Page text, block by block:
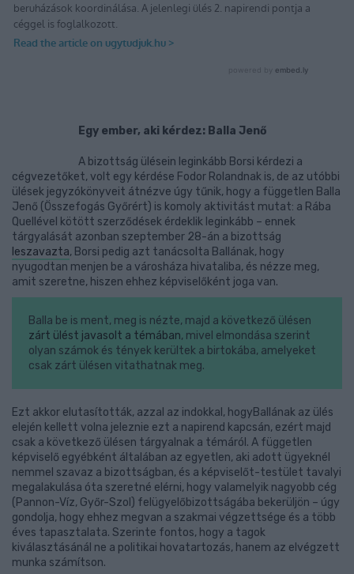
Egy ember, aki kérdez: Balla Jenő
A bizottság ülésein leginkább Borsi kérdezi a
cégvezetőket, volt egy kérdése Fodor Rolandnak is, de az utóbbi
ülések jegyzókönyveit átnézve úgy tűnik, hogy a független Balla
Jenő (Összefogás Győrért) is komoly aktivitást mutat: a Rába
Quellével kötött szerződések érdeklik leginkább – ennek
tárgyalását azonban szeptember 28-án a bizottság
leszavazta, Borsi pedig azt tanácsolta Ballának, hogy
nyugodtan menjen be a városháza hivataliba, és nézze meg,
amit szeretne, hiszen ehhez képviselőként joga van.
Balla be is ment, meg is nézte, majd a következő ülésen
zárt ülést javasolt a témában, mivel elmondása szerint
olyan számok és tények kerültek a birtokába, amelyeket
csak zárt ülésen vitathatnak meg.
Ezt akkor elutasították, azzal az indokkal, hogyBallának az ülés
elején kellett volna jeleznie ezt a napirend kapcsán, ezért majd
csak a következő ülésen tárgyalnak a témáról. A független
képviselő egyébként általában az egyetlen, aki adott ügyeknél
nemmel szavaz a bizottságban, és a képviselőt-testület tavalyi
megalakulása óta szeretné elérni, hogy valamelyik nagyobb cég
(Pannon-Víz, Győr-Szol) felügyelőbizottságába bekerüljön – úgy
gondolja, hogy ehhez megvan a szakmai végzettsége és a több
éves tapasztalata. Szerinte fontos, hogy a tagok
kiválasztásánál ne a politikai hovatartozás, hanem az elvégzett
munka számítson.